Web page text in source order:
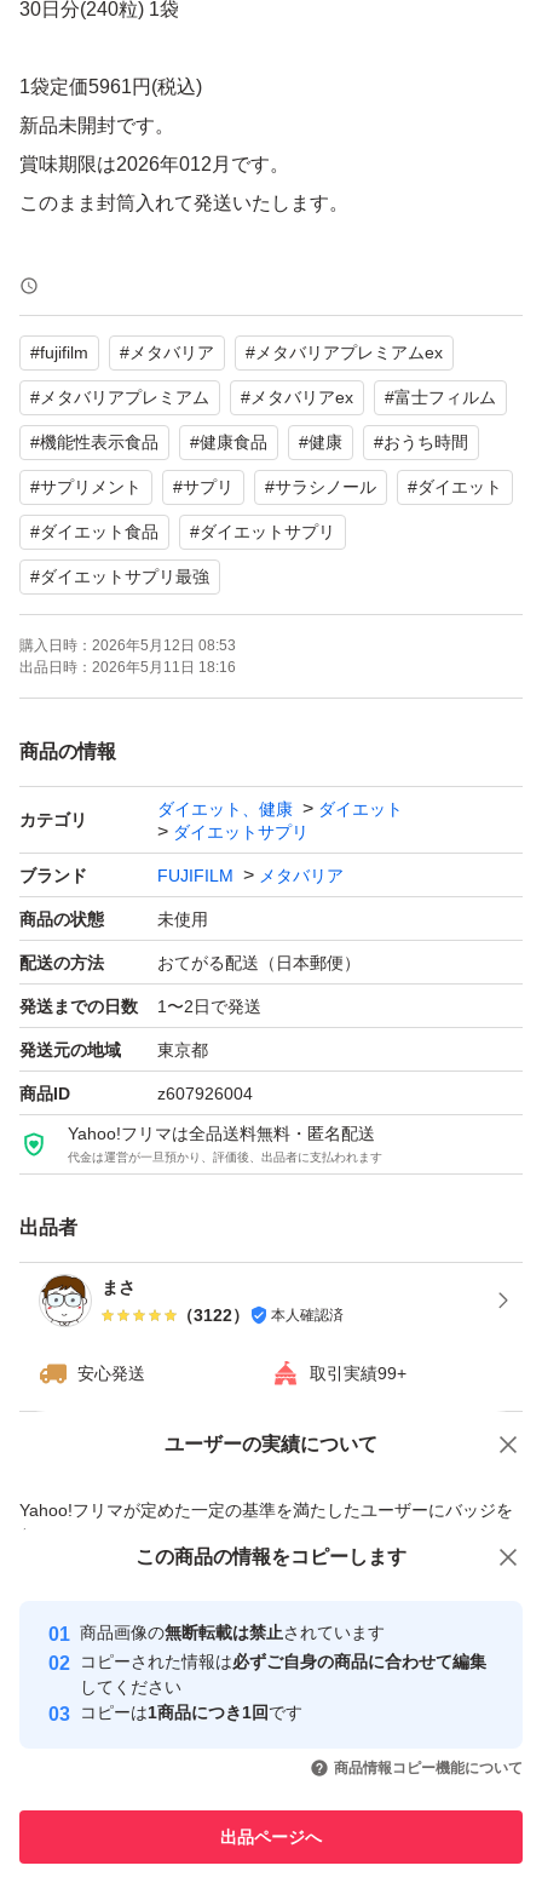
30日分(240粒) 1袋
1袋定価5961円(税込)
新品未開封です。
賞味期限は2026年012月です。
このまま封筒入れて発送いたします。
※価格の相談はご遠慮ください
※発送後のお取引のキャンセル、お品物の返品・交換につ
いてはトラブル防止の為行っておりません。
#fujifilm #メタバリア #メタバリアプレミアムex
#メタバリアプレミアム #メタバリアex #富士フィルム
#機能性表示食品 #健康食品 #健康 #おうち時間
#サプリメント #サプリ #サラシノール #ダイエット
#ダイエット食品 #ダイエットサプリ
#ダイエットサプリ最強
購入日時： 2026年5月12日 08:53
出品日時： 2026年5月11日 18:16
商品の情報
カテゴリ
ダイエット、健康
ダイエット
ダイエットサプリ
ブランド FUJIFILM メタバリア
商品の状態 未使用
配送の方法 おてがる配送（日本郵便）
発送までの日数 1〜2日で発送
発送元の地域 東京都
商品ID z607926004
Yahoo!フリマは全品送料無料・匿名配送
代金は運営が一旦預かり、評価後、出品者に支払われます
出品者
まさ
（3122） 本人確認済
安心発送 取引実績99+
ユーザーの実績について
Yahoo!フリマが定めた一定の基準を満たしたユーザーにバッジを
付与しています
安心取引出品者
心・安全なユーザーです
取引実績
引を完了させた実績があります
での取引実績があります
価格の相談 商品への質問
この商品の情報をコピーします
商品画像の無断転載は禁止されています
コピーされた情報は必ずご自身の商品に合わせて編集
してください
コピーは1商品につき1回です
商品情報コピー機能について
出品ページへ
この商品をみている人にオススメ